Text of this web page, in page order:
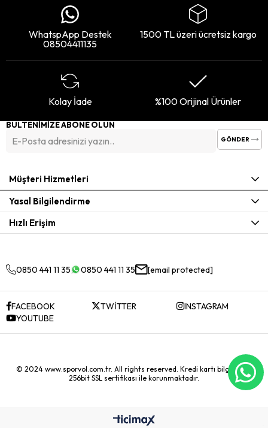
WhatspApp Destek
08504411135
1500 TL üzeri ücretsiz kargo
Kolay İade %100 Orijinal Ürünler
BÜLTENİMİZE ABONE OLUN
GÖNDER
Müşteri Hizmetleri
Yasal Bilgilendirme
Hızlı Erişim
0850 441 11 35 0850 441 11 35 [email protected]
FACEBOOK TWİTTER
INSTAGRAM
YOUTUBE
© 2024 www.sporvol.com.tr. All rights reserved. Kredi kartı bilgileriniz
256bit SSL sertifikası ile korunmaktadır.